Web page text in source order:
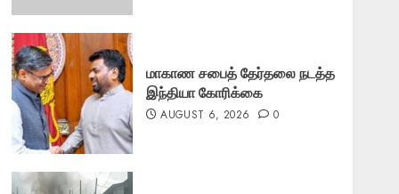
மாகாண சபைத் தேர்தலை நடத்த
இந்தியா கோரிக்கை
AUGUST 6, 2026 0